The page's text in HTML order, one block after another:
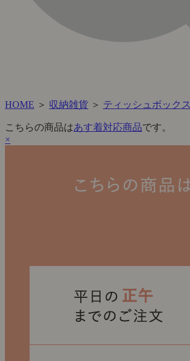
HOME ＞ 収納雑貨 ＞ ティッシュボックス
こちらの商品はあす着対応商品です。
×